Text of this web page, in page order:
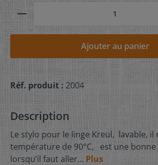
Ajouter au panier
Réf. produit : 2004
Description
Le stylo pour le linge Kreul, lavable, il
température de 90°C, est une
lorsqu’il faut aller… Plus